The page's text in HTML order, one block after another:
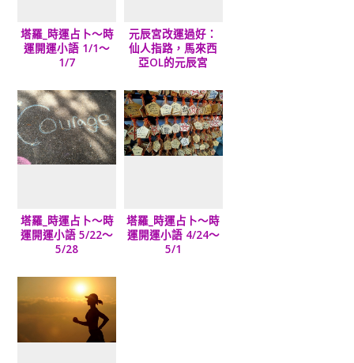
塔羅_時運占卜～時
運開運小語 1/1～
1/7
元辰宮改運過好：
仙人指路，馬來西
亞OL的元辰宮
塔羅_時運占卜～時
運開運小語 5/22～
5/28
塔羅_時運占卜～時
運開運小語 4/24～
5/1